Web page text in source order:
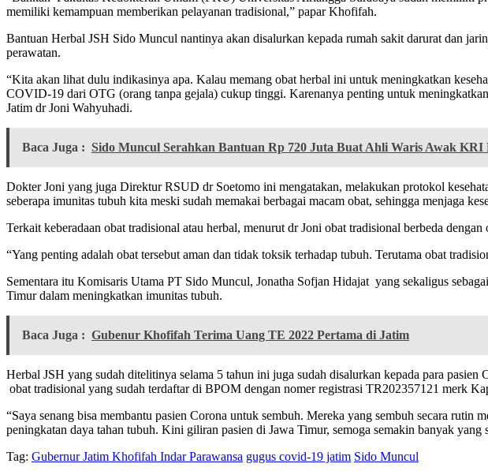
memiliki kemampuan memberikan pelayanan tradisional,” papar Khofifah.
Bantuan Herbal JSH Sido Muncul nantinya akan disalurkan kepada rumah sakit darurat dan
perawatan.
“Kita akan lihat dulu indikasinya apa. Kalau memang obat herbal ini untuk meningkatkan
COVID-19 dari OTG (orang tanpa gejala) cukup tinggi. Karenanya penting untuk
Jatim dr Joni Wahyuhadi.
Baca Juga : Sido Muncul Serahkan Bantuan Rp 720 Juta Buat Ahli Waris Awak KRI
Dokter Joni yang juga Direktur RSUD dr Soetomo ini mengatakan, melakukan protokol
seberapa imunitas tubuh kita meski sudah memakai berbagai macam obat, sehingga menjaga
Terkait keberadaan obat tradisional atau herbal, menurut dr Joni obat tradisional berbeda
“Yang penting adalah obat tersebut aman dan tidak toksik terhadap tubuh. Terutama obat
Sementara itu Komisaris Utama PT Sido Muncul, Jonatha Sofjan Hidajat yang sekaligus
Timur dalam meningkatkan imunitas tubuh.
Baca Juga : Gubenur Khofifah Terima Uang TE 2022 Pertama di Jatim
Herbal JSH yang sudah ditelitinya selama 5 tahun ini juga sudah disalurkan kepada para
obat tradisional yang sudah terdaftar di BPOM dengan nomer registrasi TR202357121 merk
“Saya senang bisa membantu pasien Corona untuk sembuh. Mereka yang sembuh secara
peningkatan daya tahan tubuh. Kini giliran pasien di Jawa Timur, semoga semakin banyak yang
Tag: Gubernur Jatim Khofifah Indar Parawansa gugus covid-19 jatim Sido Muncul